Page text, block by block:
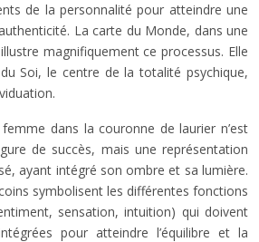
de la personnalité pour atteindre une
La carte du Monde, dans une
magnifiquement ce processus. Elle
Soi, le centre de la totalité psychique,
dans la couronne de laurier n’est
de succès, mais une représentation
ayant intégré son ombre et sa lumière.
symbolisent les différentes fonctions
sensation, intuition) qui doivent
pour atteindre l’équilibre et la